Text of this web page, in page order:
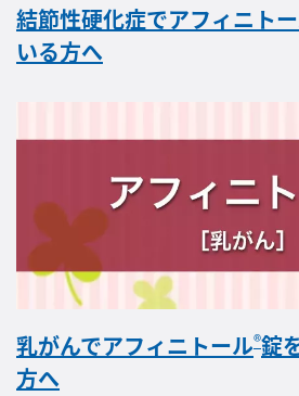
結節性硬化症でアフィニト
いる方へ
乳がんでアフィニトール®錠
方へ